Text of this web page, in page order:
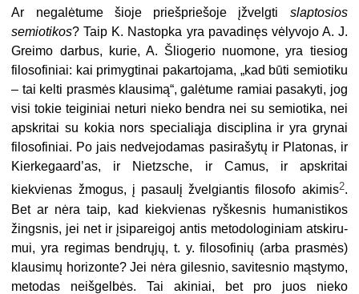
Ar negalėtume šioje priešpriešoje įžvelgti slaptosios
semiotikos? Taip K. Nastopka yra pavadinęs vėlyvojo A. J.
Greimo darbus, kurie, A. Šliogerio nuomone, yra tiesiog
filosofiniai: kai primygtinai pakartojama, „kad būti semiotiku
– tai kelti prasmės klau­simą“, galėtume ramiai pasakyti, jog
visi tokie teiginiai neturi nieko bendra nei su semiotika, nei
apskritai su kokia nors specialiąja disciplina ir yra grynai
filosofiniai. Po jais nedvejo­damas pasirašytų ir Platonas, ir
Kierkegaard’as, ir Nietzsche, ir Camus, ir apskritai
kiekvienas žmogus, į pasaulį žvelgiantis filosofo akimis2.
Bet ar nėra taip, kad kiekvienas ryškesnis humanistikos
žingsnis, jei net ir įsipareigoj antis metodologiniam atskiru­
mui, yra regimas bendrųjų, t. y. filo­sofinių (arba prasmės)
klausimų hori­zonte? Jei nėra gilesnio, savitesnio mąstymo,
metodas neišgelbės. Tai aki­niai, bet pro juos nieko